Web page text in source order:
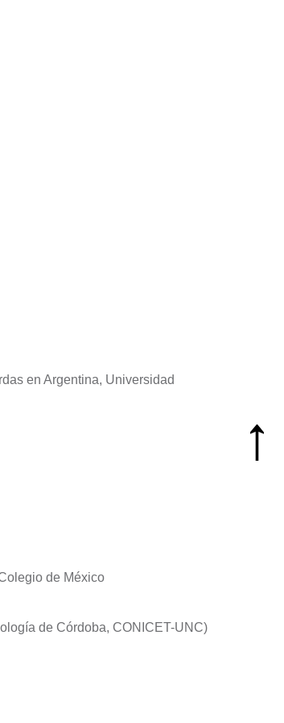
en Argentina, Universidad
de México
de Córdoba, CONICET-UNC)